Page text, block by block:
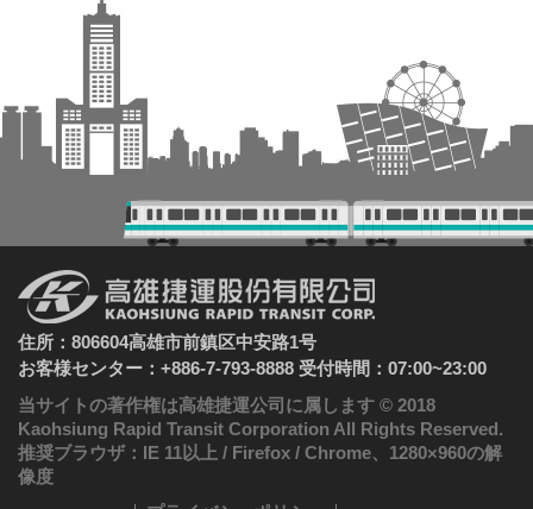
住所：806604高雄市前鎮区中安路1号
お客様センター：+886-7-793-8888 受付時間：07:00~23:00
当サイトの著作権は高雄捷運公司に属します © 2018
Kaohsiung Rapid Transit Corporation All Rights Reserved.
推奨ブラウザ：IE 11以上 / Firefox / Chrome、1280×960の解
像度